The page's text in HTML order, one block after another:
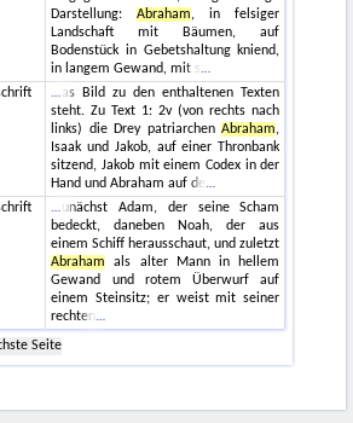
Darstellung:Abraham, in felsiger
Landschaft mit Bäumen, auf
Bodenstück in Gebetshaltung kniend,
in langem Gewand, mit s
as Bild zu den enthaltenen Texten
steht. Zu Text 1: 2v (von rechts nach
links) die Drey patriarchenAbraham,
Isaak und Jakob, auf einer Thronbank
sitzend, Jakob mit einem Codex in der
Hand und Abraham auf de
unächst Adam, der seine Scham
bedeckt, daneben Noah, der aus
einem Schiff herausschaut, und zuletzt
Abraham
als alter Mann in hellem
Gewand und rotem Überwurf auf
einem Steinsitz; er weist mit seiner
rechten
Seite